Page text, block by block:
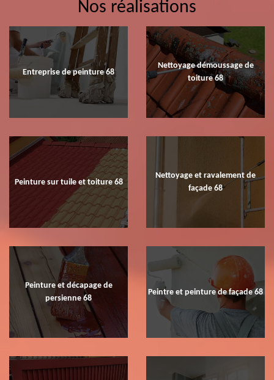
Nos réalisations
Entreprise de peinture 68
Nettoyage démoussage de
toiture 68
Peinture sur tuile et toiture 68
Nettoyage et ravalement de
façade 68
Peinture et décapage de
persienne 68
Peintre et peinture de façade 68